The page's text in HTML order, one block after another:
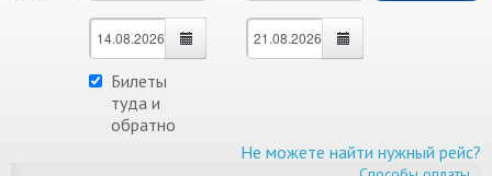
Билеты
туда и
обратно
Не можете найти нужный рейс?